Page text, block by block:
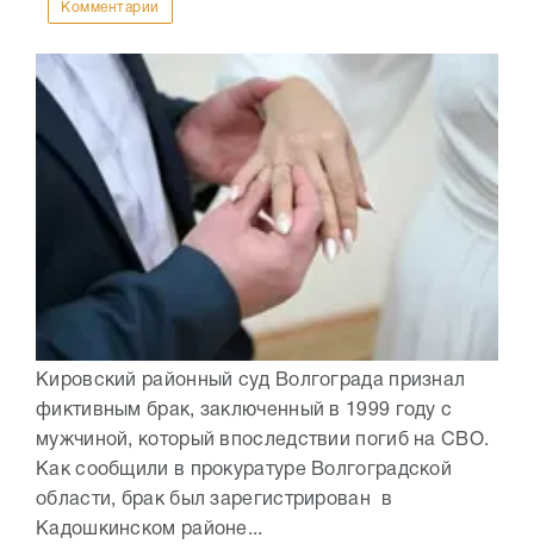
Комментарии
Кировский районный суд Волгограда признал
фиктивным брак, заключенный в 1999 году с
мужчиной, который впоследствии погиб на СВО.
Как сообщили в прокуратуре Волгоградской
области, брак был зарегистрирован в
Кадошкинском районе...